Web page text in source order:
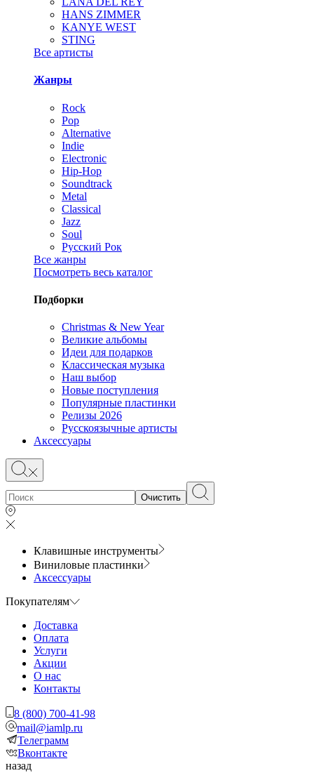
HANS ZIMMER
KANYE WEST
STING
Все артисты
Жанры
Rock
Pop
Alternative
Indie
Electronic
Hip-Hop
Soundtrack
Metal
Classical
Jazz
Soul
Русский Рок
Все жанры
Посмотреть весь каталог
Подборки
Christmas & New Year
Великие альбомы
Идеи для подарков
Классическая музыка
Наш выбор
Новые поступления
Популярные пластинки
Релизы 2026
Русскоязычные артисты
Аксессуары
Очистить
Клавишные инструменты
Виниловые пластинки
Аксессуары
Покупателям
Доставка
Оплата
Услуги
Акции
О нас
Контакты
8 (800) 700-41-98
mail@iamlp.ru
Телеграмм
Вконтакте
назад